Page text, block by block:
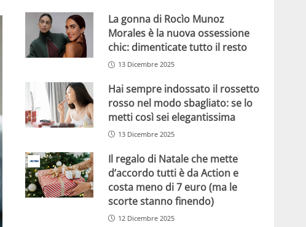
La gonna di Rocìo Munoz
Morales è la nuova ossessione
chic: dimenticate tutto il resto
13 Dicembre 2025
Hai sempre indossato il rossetto
rosso nel modo sbagliato: se lo
metti così sei elegantissima
13 Dicembre 2025
Il regalo di Natale che mette
d’accordo tutti è da Action e
costa meno di 7 euro (ma le
scorte stanno finendo)
12 Dicembre 2025